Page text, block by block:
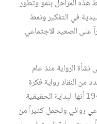
هذه المراحل بنمو وتطور
في التفكير ونمط
على الصعيد الاجتماعي
نشأة الرواية منذ عام
يجد عدد من النقاد رواية فكرة
لأحمد السباعي التي أصدرت عام 1948 أنها البداية الحقيقية
روائي وتحمل كثيراً من